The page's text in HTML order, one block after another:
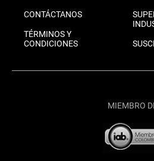
CONTÁCTANOS
TÉRMINOS Y
CONDICIONES
MIEMBRO